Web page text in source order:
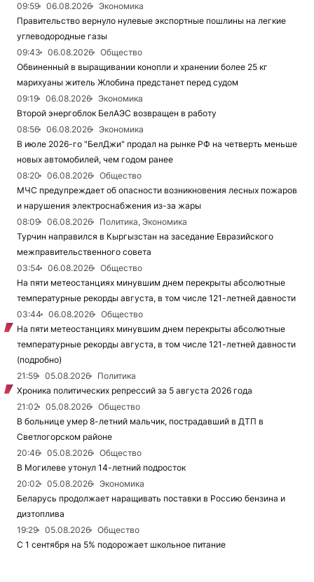
09:59
06.08.2026
Экономика
Правительство вернуло нулевые экспортные пошлины на легкие
углеводородные газы
09:43
06.08.2026
Общество
Обвиненный в выращивании конопли и хранении более 25 кг
марихуаны житель Жлобина предстанет перед судом
09:19
06.08.2026
Экономика
Второй энергоблок БелАЭС возвращен в работу
08:56
06.08.2026
Экономика
В июле 2026-го "БелДжи" продал на рынке РФ на четверть меньше
новых автомобилей, чем годом ранее
08:20
06.08.2026
Общество
МЧС предупреждает об опасности возникновения лесных пожаров
и нарушения электроснабжения из-за жары
08:09
06.08.2026
Политика, Экономика
Турчин направился в Кыргызстан на заседание Евразийского
межправительственного совета
03:54
06.08.2026
Общество
На пяти метеостанциях минувшим днем перекрыты абсолютные
температурные рекорды августа, в том числе 121-летней давности
03:44
06.08.2026
Общество
На пяти метеостанциях минувшим днем перекрыты абсолютные
температурные рекорды августа, в том числе 121-летней давности
(подробно)
21:59
05.08.2026
Политика
Хроника политических репрессий за 5 августа 2026 года
21:02
05.08.2026
Общество
В больнице умер 8-летний мальчик, пострадавший в ДТП в
Светлогорском районе
20:46
05.08.2026
Общество
В Могилеве утонул 14-летний подросток
20:02
05.08.2026
Экономика
Беларусь продолжает наращивать поставки в Россию бензина и
дизтоплива
19:29
05.08.2026
Общество
С 1 сентября на 5% подорожает школьное питание